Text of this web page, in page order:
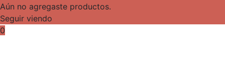
Aún no agregaste productos.
Seguir viendo
0